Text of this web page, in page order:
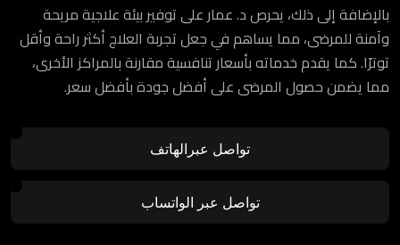
بالإضافة إلى ذلك، يحرص د. عمار على توفير بيئة علاجية مريحة
وآمنة للمرضى، مما يساهم في جعل تجربة العلاج أكثر راحة وأقل
توترًا. كما يقدم خدماته بأسعار تنافسية مقارنة بالمراكز الأخرى،
مما يضمن حصول المرضى على أفضل جودة بأفضل سعر.
تواصل عبرالهاتف
تواصل عبر الواتساب